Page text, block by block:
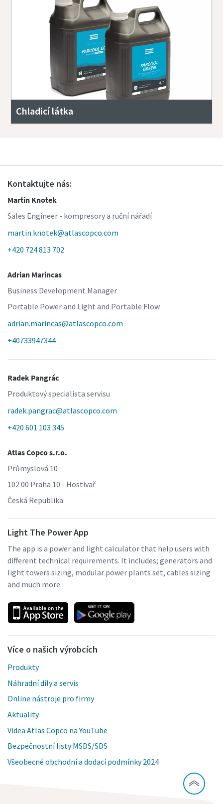
Chladicí látka
Kontaktujte nás:
Martin Knotek
Sales Engineer - kompresory a ruční nářadí
martin.knotek@atlascopco.com
+420 724 813 702
Adrian Marincas
Business Development Manager
Portable Power and Light and Portable Flow
adrian.marincas@atlascopco.com
+40733947344
Radek Pangrác
Produktový specialista servisu
radek.pangrac@atlascopco.com
+420 601 103 345
Atlas Copco s.r.o.
Průmyslová 10
102 00 Praha 10 - Hostivař
Česká Republika
Light The Power App
The app is a power and light calculator that help users with
different technical requirements. It includes; generators and
light towers sizing, modular power plants set, cables sizing
and much more.
Více o našich výrobcích
Produkty
Náhradní díly a servis
Online nástroje pro firmy
Aktuality
Videa Atlas Copco na YouTube
Bezpečnostní listy MSDS/SDS
Všeobecné obchodní a dodací podmínky 2024